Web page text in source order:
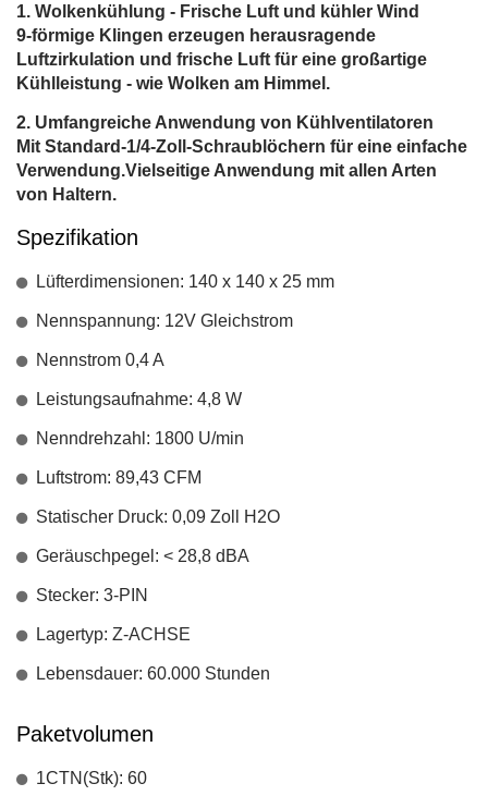
Wolkenkühlung - Frische Luft und kühler Wind
9-förmige Klingen erzeugen herausragende
Luftzirkulation und frische Luft für eine großartige
Kühlleistung - wie Wolken am Himmel.
Umfangreiche Anwendung von Kühlventilatoren
Mit Standard-1/4-Zoll-Schraublöchern für eine einfache
Verwendung.Vielseitige Anwendung mit allen Arten
von Haltern.
Spezifikation
Lüfterdimensionen: 140 x 140 x 25 mm
Nennspannung: 12V Gleichstrom
Nennstrom 0,4 A
Leistungsaufnahme: 4,8 W
Nenndrehzahl: 1800 U/min
Luftstrom: 89,43 CFM
Statischer Druck: 0,09 Zoll H2O
Geräuschpegel: < 28,8 dBA
Stecker: 3-PIN
Lagertyp: Z-ACHSE
Lebensdauer: 60.000 Stunden
Paketvolumen
1CTN(Stk): 60